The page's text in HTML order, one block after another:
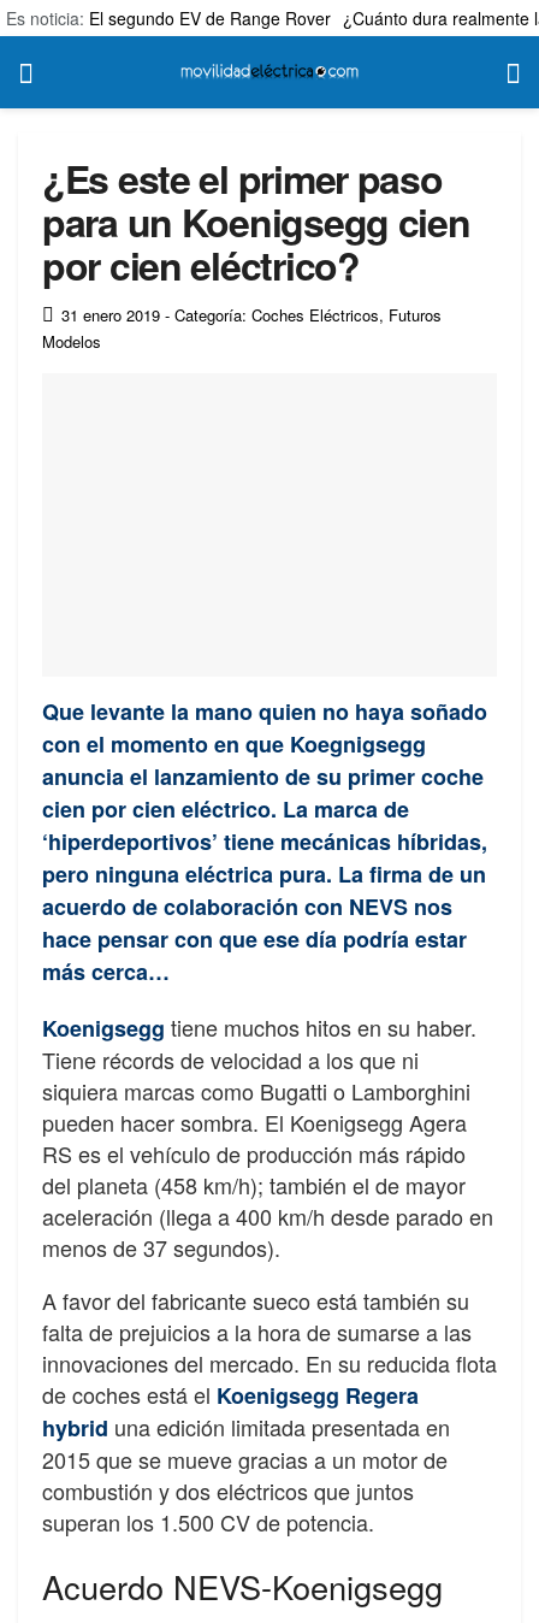
Es noticia: El segundo EV de Range Rover ¿Cuánto dura realmente
¿Es este el primer paso
para un Koenigsegg cien
por cien eléctrico?
31 enero 2019 - Categoría: Coches Eléctricos, Futuros
Modelos
Que levante la mano quien no haya soñado
con el momento en que Koegnigsegg
anuncia el lanzamiento de su primer coche
cien por cien eléctrico. La marca de
‘hiperdeportivos’ tiene mecánicas híbridas,
pero ninguna eléctrica pura. La firma de un
acuerdo de colaboración con NEVS nos
hace pensar con que ese día podría estar
más cerca…
Koenigsegg tiene muchos hitos en su haber.
Tiene récords de velocidad a los que ni
siquiera marcas como Bugatti o Lamborghini
pueden hacer sombra. El Koenigsegg Agera
RS es el vehículo de producción más rápido
del planeta (458 km/h); también el de mayor
aceleración (llega a 400 km/h desde parado en
menos de 37 segundos).
A favor del fabricante sueco está también su
falta de prejuicios a la hora de sumarse a las
innovaciones del mercado. En su reducida flota
de coches está el Koenigsegg Regera
hybrid una edición limitada presentada en
2015 que se mueve gracias a un motor de
combustión y dos eléctricos que juntos
superan los 1.500 CV de potencia.
Acuerdo NEVS-Koenigsegg